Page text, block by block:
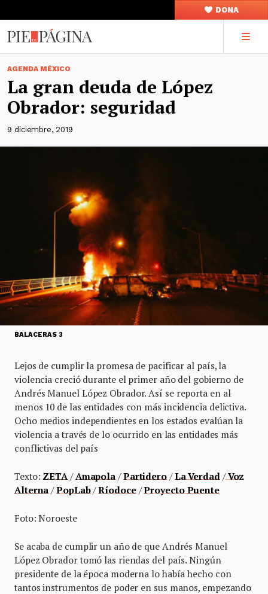
DONA
AGENDA MÉXICO
La gran deuda de López
Obrador: seguridad
9 diciembre, 2019
BALACERAS 3
Lejos de cumplir la promesa de pacificar al país, la
violencia creció durante el primer año del gobierno de
Andrés Manuel López Obrador. Así se reporta en al
menos 10 de las entidades con más incidencia delictiva.
Ocho medios independientes en los estados evalúan la
violencia a través de lo ocurrido en las entidades más
conflictivas del país
Texto: ZETA / Amapola /Partidero /La Verdad /Voz
Alterna /PopLab/Ríodoce/Proyecto Puente
Foto: Noroeste
Se acaba de cumplir un año de que Andrés Manuel
López Obrador tomó las riendas del país. Ningún
presidente de la época moderna lo había hecho con
tantos instrumentos de poder en sus manos, empezando